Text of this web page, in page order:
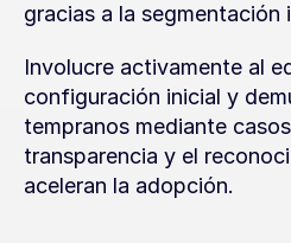
gracias a la segmentación
Involucre activamente al
configuración inicial y
tempranos mediante
transparencia y el
aceleran la adopción.